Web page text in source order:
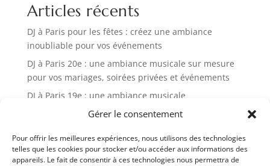
Gérer le consentement
Pour offrir les meilleures expériences, nous utilisons des technologies
telles que les cookies pour stocker et/ou accéder aux informations des
appareils. Le fait de consentir à ces technologies nous permettra de
Articles récents
DJ à Paris pour les fêtes : créez une ambiance
inoubliable pour vos événements
DJ à Paris 20e : une ambiance musicale sur mesure
pour vos mariages, soirées privées et événements
DJ à Paris 19e : une ambiance musicale
personnalisée pour vos mariages et soirées privées
pour vos mariages et soirées privées
DJ à Paris 17e : l’ambiance musicale idéale pour vos